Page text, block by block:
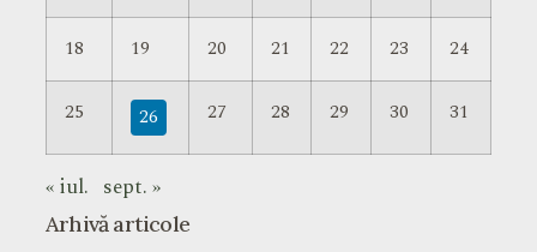
18 19 20 21 22 23 24
25 26 27 28 29 30 31
« iul. sept. »
Arhivă articole